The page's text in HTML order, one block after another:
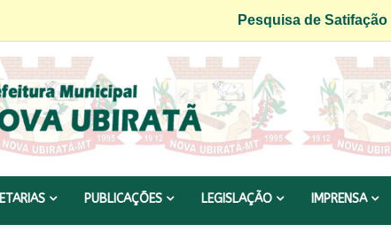
Pesquisa de Satifação|
PUBLICAÇÕES LEGISLAÇÃO IMPRENSA